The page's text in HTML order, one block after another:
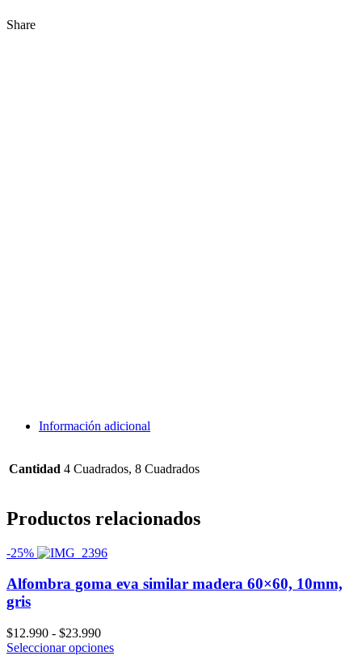
Share
Información adicional
Cantidad 4 Cuadrados, 8 Cuadrados
Productos relacionados
-25%
Alfombra goma eva similar madera 60×60, 10mm,
gris
$12.990 - $23.990Rango
de
Seleccionar opciones